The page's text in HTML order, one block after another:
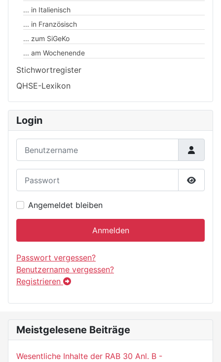
... in Italienisch
... in Französisch
... zum SiGeKo
... am Wochenende
Stichwortregister
QHSE-Lexikon
Login
Angemeldet bleiben
Anmelden
Passwort vergessen?
Benutzername vergessen?
Registrieren
Meistgelesene Beiträge
Wesentliche Inhalte der RAB 30 Anl. B -